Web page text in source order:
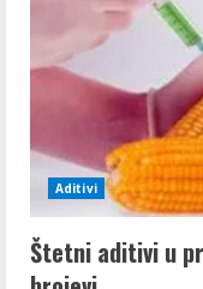
Aditivi
Štetni aditivi u